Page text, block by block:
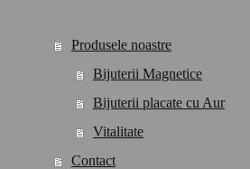
Produsele noastre
Bijuterii Magnetice
Bijuterii placate cu Aur
Vitalitate
Contact